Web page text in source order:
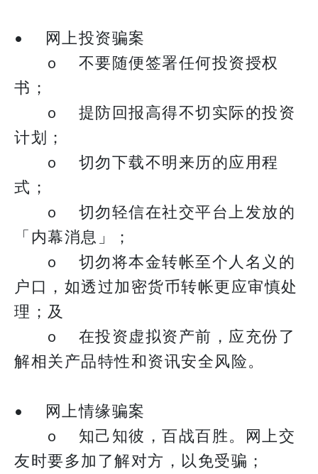
• 网上投资骗案
o 不要随便签署任何投资授权
书；
o 提防回报高得不切实际的投资
计划；
o 切勿下载不明来历的应用程
式；
o 切勿轻信在社交平台上发放的
「内幕消息」；
o 切勿将本金转帐至个人名义的
户口，如透过加密货币转帐更应审慎处
理；及
o 在投资虚拟资产前，应充份了
解相关产品特性和资讯安全风险。
• 网上情缘骗案
o 知己知彼，百战百胜。网上交
友时要多加了解对方，以免受骗；